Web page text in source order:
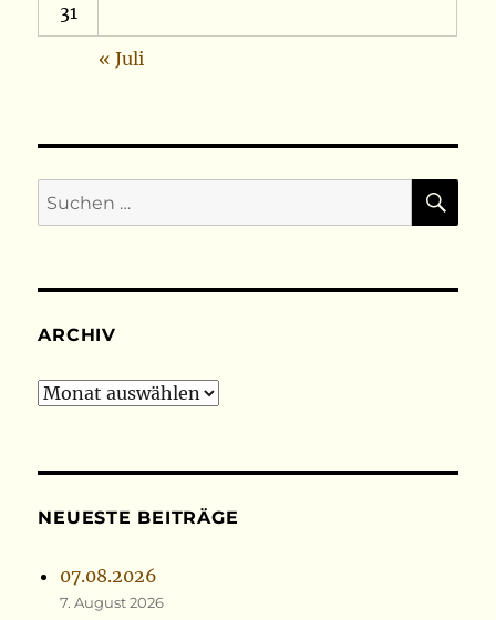
31
« Juli
Suchen
nach:
ARCHIV
Archiv
NEUESTE BEITRÄGE
07.08.2026
7. August 2026